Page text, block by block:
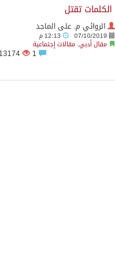
الكلمات تقتل
الروائي م. على الماجد
07/10/2019
مقال أدبي, مقالات إجتماعية
13174